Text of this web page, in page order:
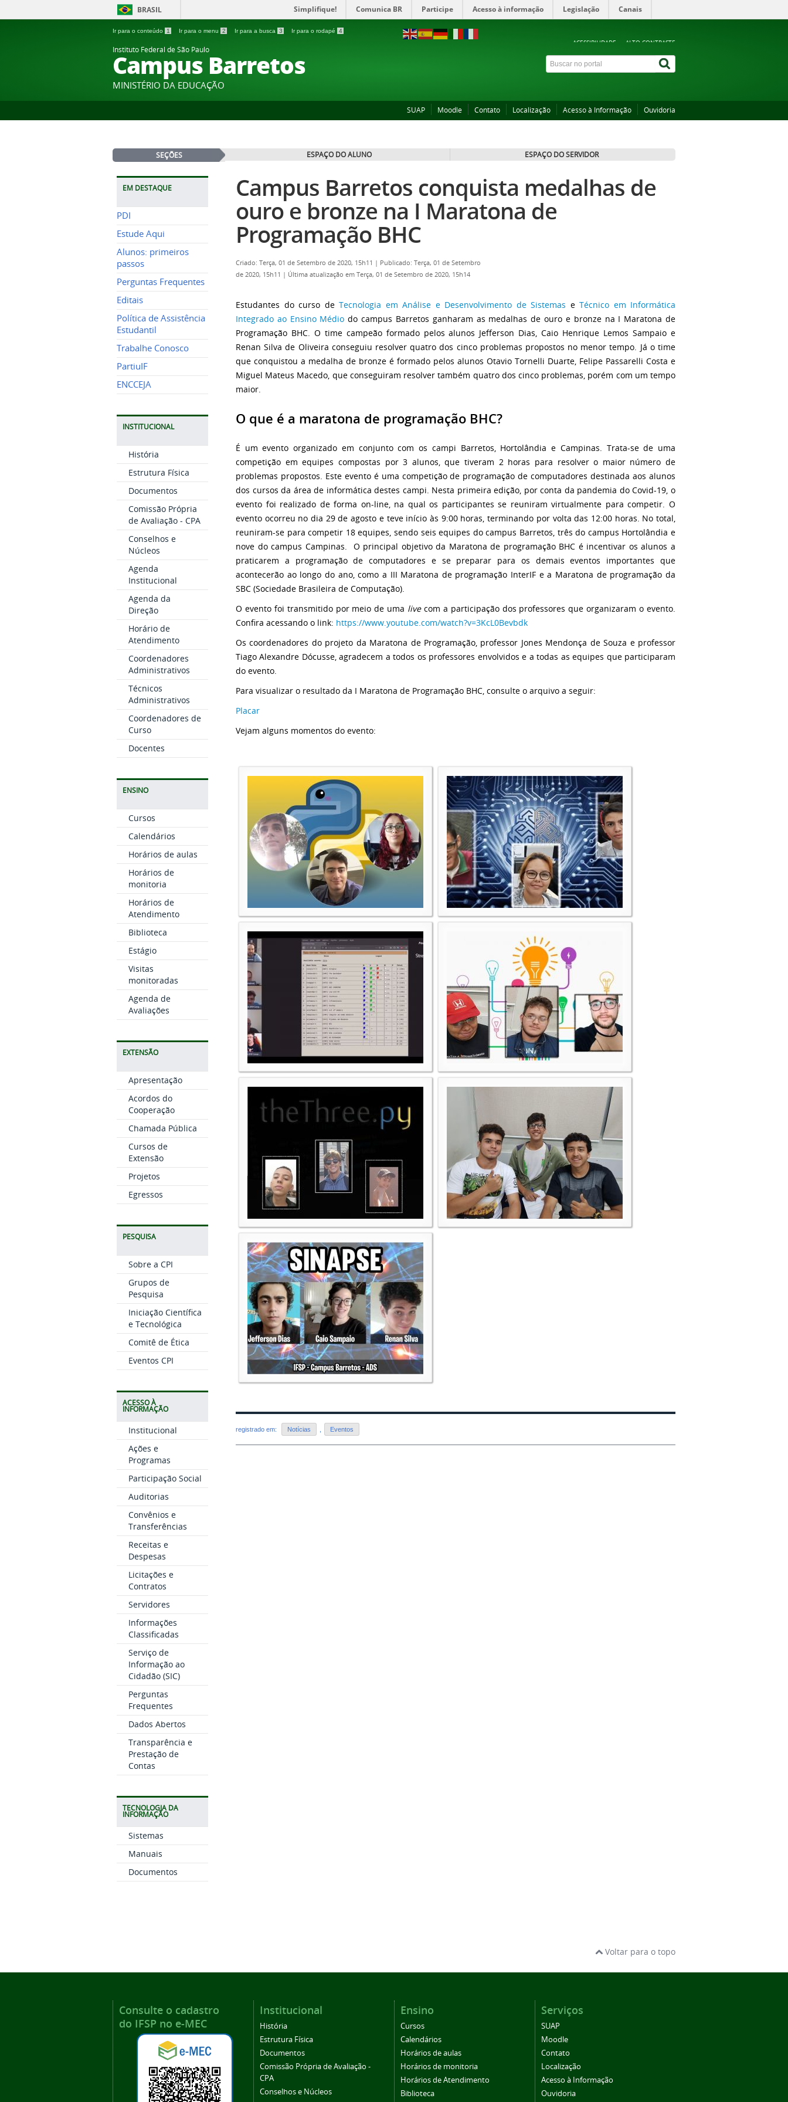
BRASIL Simplifique! Comunica BR Participe Acesso à informação Legislação Canais
Ir para o conteúdo 1 Ir para o menu 2 Ir para a busca 3 Ir para o rodapé 4
ACESSIBILIDADE ALTO CONTRASTE
Instituto Federal de São Paulo
Campus Barretos
MINISTÉRIO DA EDUCAÇÃO
SUAP Moodle Contato Localização Acesso à Informação Ouvidoria
SEÇÕES ESPAÇO DO ALUNO ESPAÇO DO SERVIDOR
EM DESTAQUE
PDI
Estude Aqui
Alunos: primeiros
passos
Perguntas Frequentes
Editais
Política de Assistência
Estudantil
Trabalhe Conosco
PartiuIF
ENCCEJA
INSTITUCIONAL
História
Estrutura Física
Documentos
Comissão Própria
de Avaliação - CPA
Conselhos e
Núcleos
Agenda
Institucional
Agenda da
Direção
Horário de
Atendimento
Coordenadores
Administrativos
Técnicos
Administrativos
Coordenadores de
Curso
Docentes
ENSINO
Cursos
Calendários
Horários de aulas
Horários de
monitoria
Horários de
Atendimento
Biblioteca
Estágio
Visitas
monitoradas
Agenda de
Avaliações
EXTENSÃO
Apresentação
Acordos do
Cooperação
Chamada Pública
Cursos de
Extensão
Projetos
Egressos
PESQUISA
Sobre a CPI
Grupos de
Pesquisa
Iniciação Científica
e Tecnológica
Comitê de Ética
Eventos CPI
ACESSO À
INFORMAÇÃO
Institucional
Ações e
Programas
Participação Social
Auditorias
Convênios e
Transferências
Receitas e
Despesas
Licitações e
Contratos
Servidores
Informações
Classificadas
Serviço de
Informação ao
Cidadão (SIC)
Perguntas
Frequentes
Dados Abertos
Transparência e
Prestação de
Contas
TECNOLOGIA DA
INFORMAÇÃO
Sistemas
Manuais
Documentos
Campus Barretos conquista medalhas de
ouro e bronze na I Maratona de
Programação BHC
Criado: Terça, 01 de Setembro de 2020, 15h11 | Publicado: Terça, 01 de Setembro
de 2020, 15h11 | Última atualização em Terça, 01 de Setembro de 2020, 15h14
Estudantes do curso de Tecnologia em Análise e Desenvolvimento de Sistemas e Técnico em Informática
Integrado ao Ensino Médio do campus Barretos ganharam as medalhas de ouro e bronze na I Maratona de
Programação BHC. O time campeão formado pelos alunos Jefferson Dias, Caio Henrique Lemos Sampaio e
Renan Silva de Oliveira conseguiu resolver quatro dos cinco problemas propostos no menor tempo. Já o time
que conquistou a medalha de bronze é formado pelos alunos Otavio Tornelli Duarte, Felipe Passarelli Costa e
Miguel Mateus Macedo, que conseguiram resolver também quatro dos cinco problemas, porém com um tempo
maior.
O que é a maratona de programação BHC?
É um evento organizado em conjunto com os campi Barretos, Hortolândia e Campinas. Trata-se de uma
competição em equipes compostas por 3 alunos, que tiveram 2 horas para resolver o maior número de
problemas propostos. Este evento é uma competição de programação de computadores destinada aos alunos
dos cursos da área de informática destes campi. Nesta primeira edição, por conta da pandemia do Covid-19, o
evento foi realizado de forma on-line, na qual os participantes se reuniram virtualmente para competir. O
evento ocorreu no dia 29 de agosto e teve início às 9:00 horas, terminando por volta das 12:00 horas. No total,
reuniram-se para competir 18 equipes, sendo seis equipes do campus Barretos, três do campus Hortolândia e
nove do campus Campinas. O principal objetivo da Maratona de programação BHC é incentivar os alunos a
praticarem a programação de computadores e se preparar para os demais eventos importantes que
acontecerão ao longo do ano, como a III Maratona de programação InterIF e a Maratona de programação da
SBC (Sociedade Brasileira de Computação).
O evento foi transmitido por meio de uma livecom a participação dos professores que organizaram o evento.
Confira acessando o link: https://www.youtube.com/watch?v=3KcL0Bevbdk
Os coordenadores do projeto da Maratona de Programação, professor Jones Mendonça de Souza e professor
Tiago Alexandre Dócusse, agradecem a todos os professores envolvidos e a todas as equipes que participaram
do evento.
Para visualizar o resultado da I Maratona de Programação BHC, consulte o arquivo a seguir:
Placar
Vejam alguns momentos do evento:
registrado em: Notícias Eventos
Voltar para o topo
Consulte o cadastro
do IFSP no e-MEC
Institucional
História
Estrutura Física
Documentos
Comissão Própria de Avaliação -
CPA
Conselhos e Núcleos
Ensino
Cursos
Calendários
Horários de aulas
Horários de monitoria
Horários de Atendimento
Biblioteca
Serviços
SUAP
Moodle
Contato
Localização
Acesso à Informação
Ouvidoria